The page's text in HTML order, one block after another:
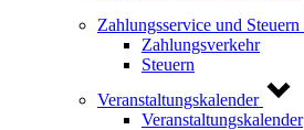
Zahlungsservice und Steuern
Zahlungsverkehr
Steuern
Veranstaltungskalender
Veranstaltungskalender